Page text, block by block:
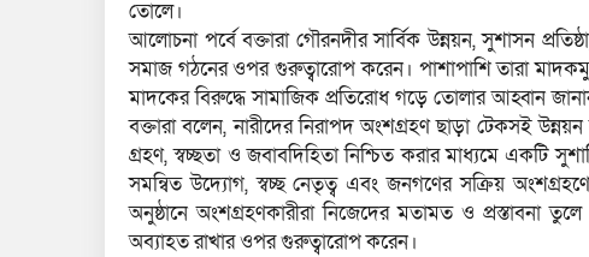
তোলে।‎
‎আলোচনা পর্বে বক্তারা গৌরনদীর সার্বিক উন্নয়ন, সুশাসন
সমাজ গঠনের ওপর গুরুত্বারোপ করেন। পাশাপাশি তারা
মাদকের বিরুদ্ধে সামাজিক প্রতিরোধ গড়ে তোলার আহ্বান
বক্তারা বলেন, নারীদের নিরাপদ অংশগ্রহণ ছাড়া টেকসই
গ্রহণ, স্বচ্ছতা ও জবাবদিহিতা নিশ্চিত করার মাধ্যমে একটি
সমন্বিত উদ্যোগ, স্বচ্ছ নেতৃত্ব এবং জনগণের সক্রিয়
‎অনুষ্ঠানে অংশগ্রহণকারীরা নিজেদের মতামত ও প্রস্তাবনা
অব্যাহত রাখার ওপর গুরুত্বারোপ করেন।